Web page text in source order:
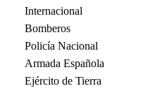
Internacional
Bomberos
Policía Nacional
Armada Española
Ejército de Tierra